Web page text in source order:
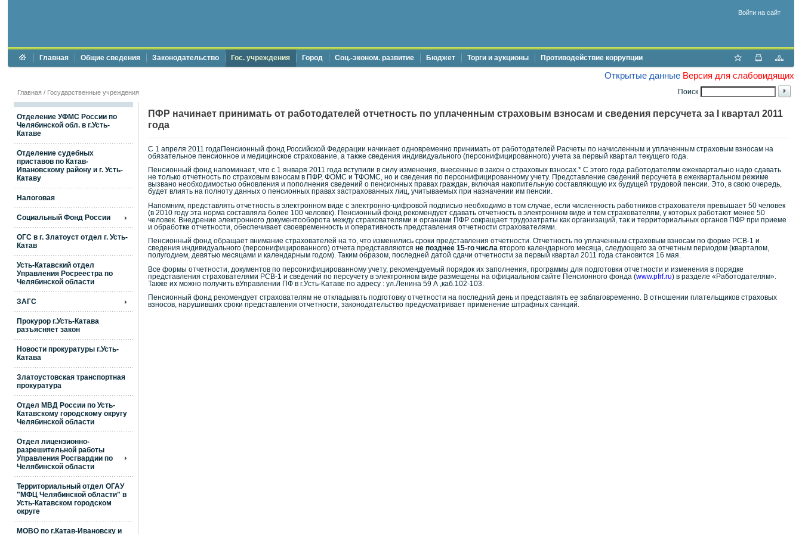
Войти на сайт
Главная Общие сведения Законодательство Гос. учреждения Город Соц.-эконом. развитие Бюджет Торги и аукционы Противодействие коррупции
Открытые данные Версия для слабовидящих
Поиск
Главная / Государственные учреждения
Отделение УФМС России по
Челябинской обл. в г.Усть-
Катаве
Отделение судебных
приставов по Катав-
Ивановскому району и г. Усть-
Катаву
Налоговая
Социальный Фонд России
ОГС в г. Златоуст отдел г. Усть-
Катав
Усть-Катавский отдел
Управления Росреестра по
Челябинской области
ЗАГС
Прокурор г.Усть-Катава
разъясняет закон
Новости прокуратуры г.Усть-
Катава
Златоустовская транспортная
прокуратура
Отдел МВД России по Усть-
Катавскому городскому округу
Челябинской области
Отдел лицензионно-
разрешительной работы
Управления Росгвардии по
Челябинской области
Территориальный отдел ОГАУ
"МФЦ Челябинской области" в
Усть-Катавском городском
округе
МОВО по г.Катав-Ивановску и
ПФР начинает принимать от работодателей отчетность по уплаченным страховым взносам и сведения персучета за I квартал 2011
года
С 1 апреля 2011 годаПенсионный фонд Российской Федерации начинает одновременно принимать от работодателей Расчеты по начисленным и уплаченным страховым взносам на
обязательное пенсионное и медицинское страхование, а также сведения индивидуального (персонифицированного) учета за первый квартал текущего года.
Пенсионный фонд напоминает, что с 1 января 2011 года вступили в силу изменения, внесенные в закон о страховых взносах.* С этого года работодателям ежеквартально надо сдавать
не только отчетность по страховым взносам в ПФР, ФОМС и ТФОМС, но и сведения по персонифицированному учету. Представление сведений персучета в ежеквартальном режиме
вызвано необходимостью обновления и пополнения сведений о пенсионных правах граждан, включая накопительную составляющую их будущей трудовой пенсии. Это, в свою очередь,
будет влиять на полноту данных о пенсионных правах застрахованных лиц, учитываемых при назначении им пенсии.
Напомним, представлять отчетность в электронном виде с электронно-цифровой подписью необходимо в том случае, если численность работников страхователя превышает 50 человек
(в 2010 году эта норма составляла более 100 человек). Пенсионный фонд рекомендует сдавать отчетность в электронном виде и тем страхователям, у которых работают менее 50
человек. Внедрение электронного документооборота между страхователями и органами ПФР сокращает трудозатраты как организаций, так и территориальных органов ПФР при приеме
и обработке отчетности, обеспечивает своевременность и оперативность представления отчетности страхователями.
Пенсионный фонд обращает внимание страхователей на то, что изменились сроки представления отчетности. Отчетность по уплаченным страховым взносам по форме РСВ-1 и
сведения индивидуального (персонифицированного) отчета представляются не позднее 15-го числа второго календарного месяца, следующего за отчетным периодом (кварталом,
полугодием, девятью месяцами и календарным годом). Таким образом, последней датой сдачи отчетности за первый квартал 2011 года становится 16 мая.
Все формы отчетности, документов по персонифицированному учету, рекомендуемый порядок их заполнения, программы для подготовки отчетности и изменения в порядке
представления страхователями РСВ-1 и сведений по персучету в электронном виде размещены на официальном сайте Пенсионного фонда (www.pfrf.ru) в разделе «Работодателям».
Также их можно получить вУправлении ПФ в г.Усть-Катаве по адресу : ул.Ленина 59 А ,каб.102-103.
Пенсионный фонд рекомендует страхователям не откладывать подготовку отчетности на последний день и представлять ее заблаговременно. В отношении плательщиков страховых
взносов, нарушивших сроки представления отчетности, законодательство предусматривает применение штрафных санкций.